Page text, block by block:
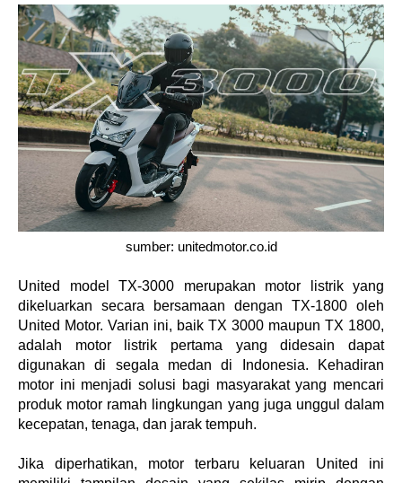
sumber: unitedmotor.co.id
United model TX-3000 merupakan motor listrik yang
dikeluarkan secara bersamaan dengan TX-1800 oleh
United Motor. Varian ini, baik TX 3000 maupun TX 1800,
adalah motor listrik pertama yang didesain dapat
digunakan di segala medan di Indonesia. Kehadiran
motor ini menjadi solusi bagi masyarakat yang mencari
produk motor ramah lingkungan yang juga unggul dalam
kecepatan, tenaga, dan jarak tempuh.
Jika diperhatikan, motor terbaru keluaran United ini